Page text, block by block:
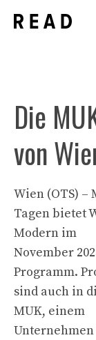
Inhalt
Die
von
Wien (OTS) –
Tagen bietet
Modern im
November
Programm.
sind auch in
MUK, einem